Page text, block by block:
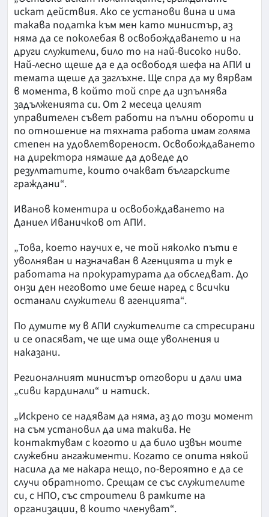
искат действия. Ако се установи вина и има
такава податка към мен като министър, аз
няма да се поколебая в освобождаването и на
други служители, било то на най-високо ниво.
Най-лесно щеше да е да освободя шефа на АПИ и
темата щеше да заглъхне. Ще спра да му вярвам
в момента, в който той спре да изпълнява
задълженията си. От 2 месеца целият
управителен съвет работи на пълни обороти и
по отношение на тяхната работа имам голяма
степен на удовлетвореност. Освобождаването
на директора нямаше да доведе до
резултатите, които очакват българските
граждани“.
Иванов коментира и освобождаването на
Даниел Иваничков от АПИ.
„Това, което научих е, че той няколко пъти е
уволняван и назначаван в Агенцията и тук е
работата на прокуратурата да обследват. До
онзи ден неговото име беше наред с всички
останали служители в агенцията“.
По думите му в АПИ служителите са стресирани
и се опасяват, че ще има още уволнения и
наказани.
Регионалният министър отговори и дали има
„сиви кардинали“ и натиск.
„Искрено се надявам да няма, аз до този момент
на съм установил да има такива. Не
контактувам с когото и да било извън моите
служебни ангажименти. Когато се опита някой
насила да ме накара нещо, по-вероятно е да се
случи обратното. Срещам се със служителите
си, с НПО, със строители в рамките на
организации, в които членуват“.